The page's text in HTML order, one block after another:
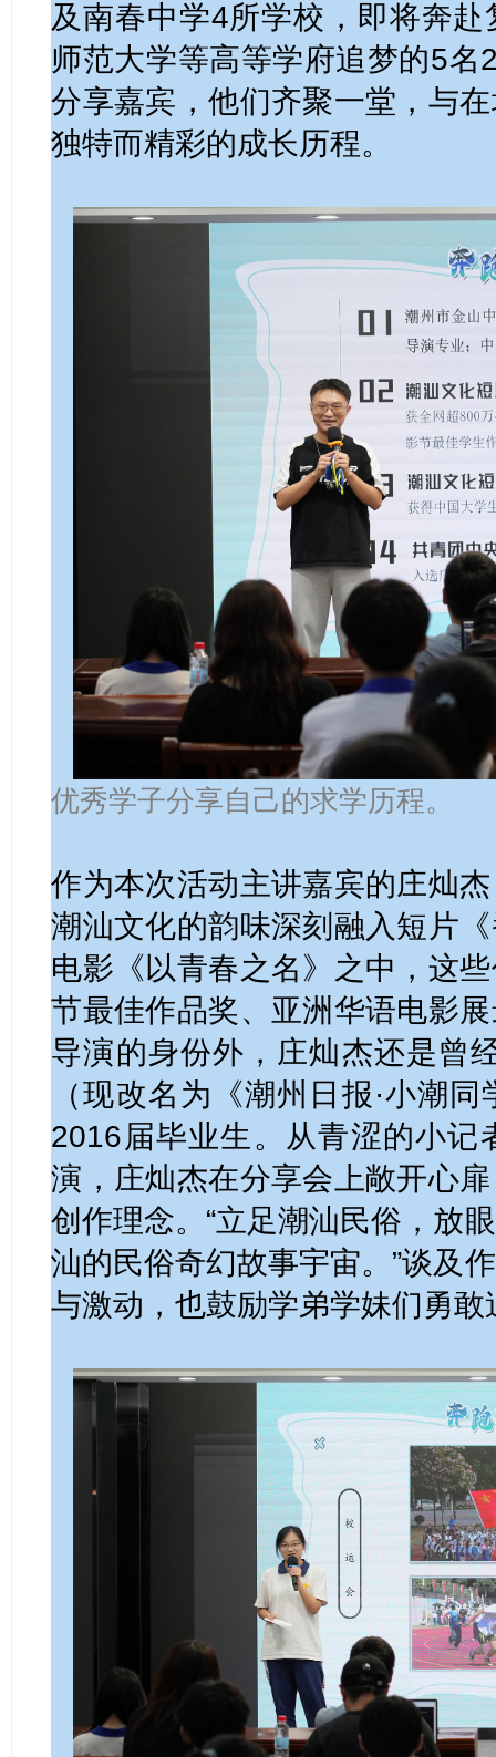
及南春中学4所学校，即将奔
师范大学等高等学府追梦的5
分享嘉宾，他们齐聚一堂，与
独特而精彩的成长历程。
优秀学子分享自己的求学历程。
作为本次活动主讲嘉宾的庄灿
潮汕文化的韵味深刻融入短片
电影《以青春之名》之中，这
节最佳作品奖、亚洲华语电影
导演的身份外，庄灿杰还是曾
（现改名为《潮州日报·小潮
2016届毕业生。从青涩的小记
演，庄灿杰在分享会上敞开心
创作理念。“立足潮汕民俗，放
汕的民俗奇幻故事宇宙。”谈及
与激动，也鼓励学弟学妹们勇敢